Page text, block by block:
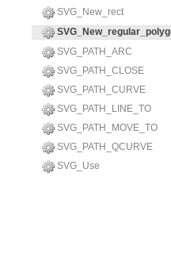
SVG_New_rect
SVG_PATH_ARC
SVG_PATH_CLOSE
SVG_PATH_CURVE
SVG_PATH_LINE_TO
SVG_PATH_MOVE_TO
SVG_PATH_QCURVE
SVG_Use